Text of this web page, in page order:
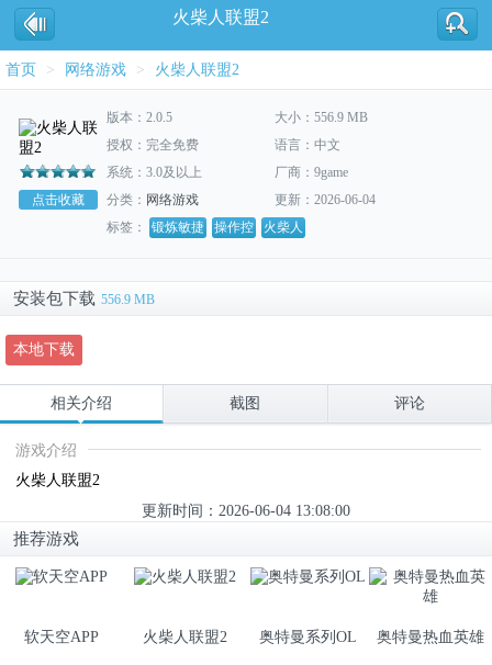
火柴人联盟2
首页 > 网络游戏 > 火柴人联盟2
点击收藏
版本：2.0.5
大小：556.9 MB
授权：完全免费
语言：中文
系统：3.0及以上
厂商：9game
分类： 网络游戏
更新：2026-06-04
标签：
锻炼敏捷 操作控 火柴人
安装包下载 556.9 MB
本地下载
相关介绍 截图 评论
游戏介绍
火柴人联盟2
更新时间：2026-06-04 13:08:00
推荐游戏
软天空APP 火柴人联盟2 奥特曼系列OL 奥特曼热血英雄